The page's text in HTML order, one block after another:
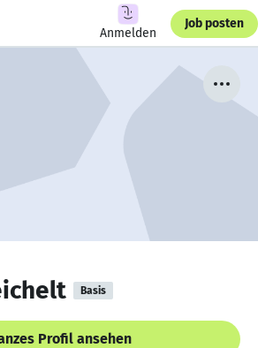
Anmelden
Job posten
Basis
Profil ansehen